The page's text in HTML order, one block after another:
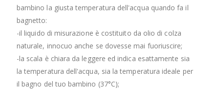
bambino la giusta temperatura dell'acqua quando fa il
bagnetto:
-il liquido di misurazione è costituito da olio di colza
naturale, innocuo anche se dovesse mai fuoriuscire;
-la scala è chiara da leggere ed indica esattamente sia
la temperatura dell'acqua, sia la temperatura ideale per
il bagno del tuo bambino (37°C);